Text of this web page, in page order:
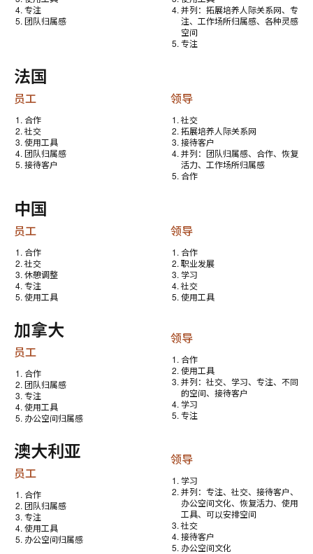
专注
团队归属感
并列：拓展培养人际关系网、专
注、工作场所归属感、各种灵感
空间
专注
法国
员工
合作
社交
使用工具
团队归属感
接待客户
领导
社交
拓展培养人际关系网
接待客户
并列：团队归属感、合作、恢复
活力、工作场所归属感
合作
中国
员工
合作
社交
休憩调整
专注
使用工具
领导
合作
职业发展
学习
社交
使用工具
加拿大
员工
合作
团队归属感
专注
使用工具
办公空间归属感
领导
合作
使用工具
并列：社交、学习、专注、不同
的空间、接待客户
学习
专注
澳大利亚
员工
合作
团队归属感
专注
使用工具
办公空间归属感
领导
学习
并列：专注、社交、接待客户、
办公空间文化、恢复活力、使用
工具、可以安排空间
社交
接待客户
办公空间文化